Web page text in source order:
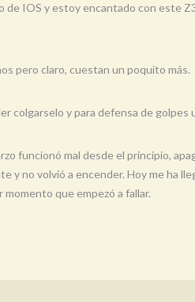
IOS y estoy encantado con este
pero claro, cuestan un poquito más.
colgarselo y para defensa de golpes
funcionó mal desde el principio,
no volvió a encender. Hoy me ha
momento que empezó a fallar.